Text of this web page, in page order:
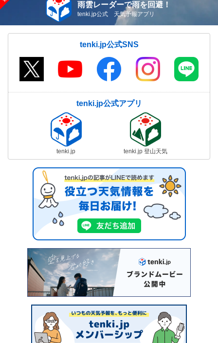
雨雲レーダーで雨を回避！
tenki.jp公式 天気予報アプリ
tenki.jp公式SNS
tenki.jp公式アプリ
tenki.jp tenki.jp 登山天気